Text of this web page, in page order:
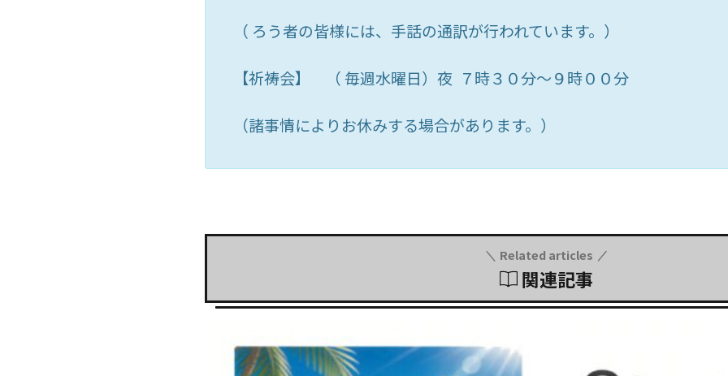
（ ろう者の皆様には、手話の通訳が行われています。）
【祈祷会】 （ 毎週水曜日）夜 ７時３０分～９時００分
（諸事情によりお休みする場合があります。）
関連記事
Related articles